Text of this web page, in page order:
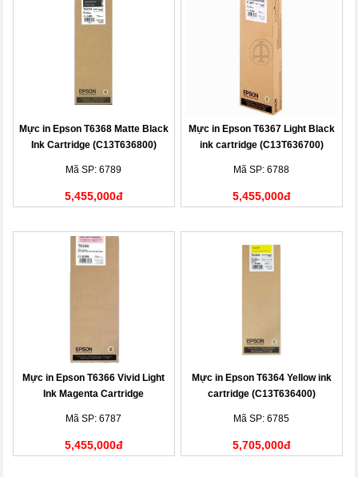
Mực in Epson T6368 Matte Black
Ink Cartridge (C13T636800)
Mã SP: 6789
5,455,000đ
Mực in Epson T6367 Light Black
ink cartridge (C13T636700)
Mã SP: 6788
5,455,000đ
Mực in Epson T6366 Vivid Light
Ink Magenta Cartridge
Mã SP: 6787
5,455,000đ
Mực in Epson T6364 Yellow ink
cartridge (C13T636400)
Mã SP: 6785
5,705,000đ